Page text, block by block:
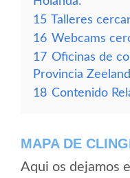
15 Talleres
16 Webcams
17 Oficinas de
Provincia
18 Contenido
MAPA DE
Aqui os dejamos